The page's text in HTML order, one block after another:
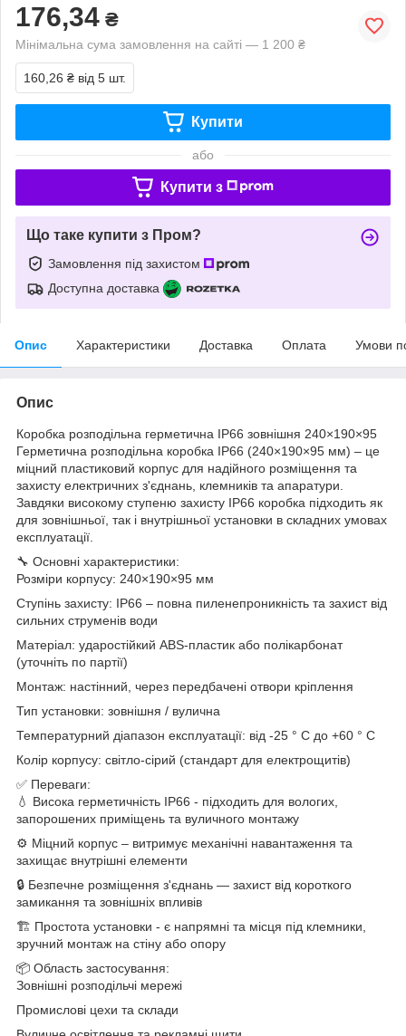
176,34 ₴
Мінімальна сума замовлення на сайті — 1 200 ₴
160,26 ₴ від 5 шт.
Купити
або
Купити з
Що таке купити з Пром?
Замовлення під захистом
Доступна доставка
Опис Характеристики Доставка Оплата Умови
Опис
Коробка розподільна герметична IP66 зовнішня 240×190×95
Герметична розподільна коробка IP66 (240×190×95 мм) – це
міцний пластиковий корпус для надійного розміщення та
захисту електричних з'єднань, клемників та апаратури.
Завдяки високому ступеню захисту IP66 коробка підходить як
для зовнішньої, так і внутрішньої установки в складних умовах
експлуатації.
🔧 Основні характеристики:
Розміри корпусу: 240×190×95 мм
Ступінь захисту: IP66 – повна пиленепроникність та захист від
сильних струменів води
Матеріал: ударостійкий ABS-пластик або полікарбонат
(уточніть по партії)
Монтаж: настінний, через передбачені отвори кріплення
Тип установки: зовнішня / вулична
Температурний діапазон експлуатації: від -25 ° C до +60 ° C
Колір корпусу: світло-сірий (стандарт для електрощитів)
✅ Переваги:
💧 Висока герметичність IP66 - підходить для вологих,
запорошених приміщень та вуличного монтажу
⚙️ Міцний корпус – витримує механічні навантаження та
захищає внутрішні елементи
🔒 Безпечне розміщення з'єднань — захист від короткого
замикання та зовнішніх впливів
🏗️ Простота установки - є напрямні та місця під клемники,
зручний монтаж на стіну або опору
📦 Область застосування:
Зовнішні розподільчі мережі
Промислові цехи та склади